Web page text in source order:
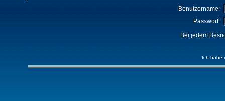
Benutzername:
Passwort:
Bei jedem
Ich habe